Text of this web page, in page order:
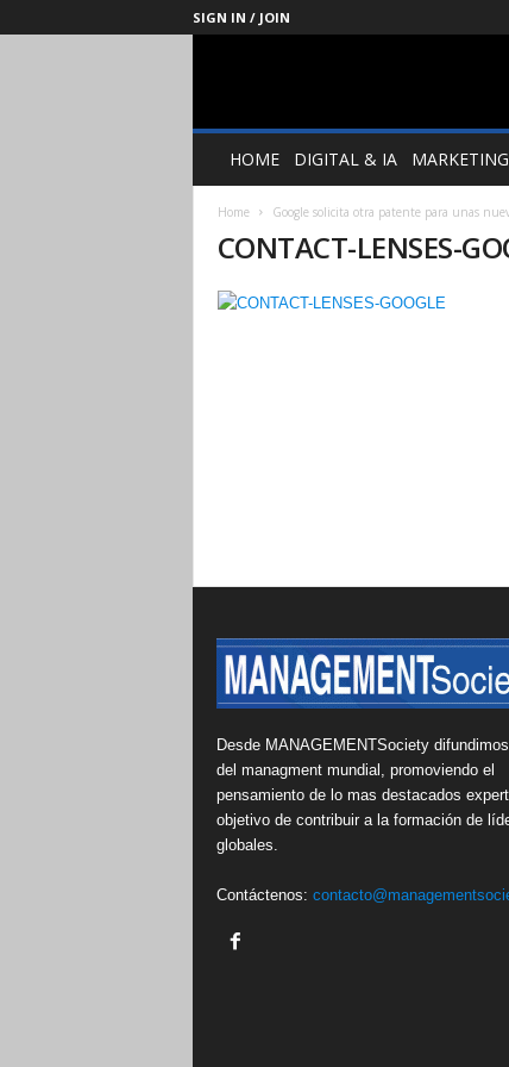
SIGN IN / JOIN
Management
SocietyHOME DIGITAL & IA MARKETING
Home Google solicita otra patente para unas
CONTACT-LENSES-
Desde MANAGEMENTSociety
del managment mundial, promoviendo el
pensamiento de lo mas destacados
objetivo de contribuir a la formación de
globales.
Contáctenos: